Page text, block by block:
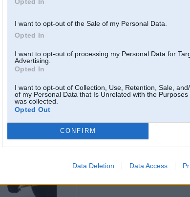
I want to opt-out of the Sale of my Personal Data.
Opted In
I want to opt-out of processing my Personal Data for
Advertising.
Opted In
I want to opt-out of Collection, Use, Retention, Sale,
of my Personal Data that Is Unrelated with the Purposes
was collected.
Opted Out
CONFIRM
Data Deletion Data Access
Braucu ar:bezpiedziņu
Viņš ir pārliecināts, ka gribētāju tam
Kā Valdža teica: "Šī nācija ir slima" (vai kaut
viesulis
Polija nedelaŗ